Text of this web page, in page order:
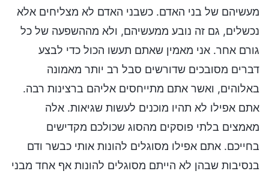
מעשיהם של בני האדם. כשבני האדם לא מצליחים אלא
נכשלים, גם זה נובע ממעשיהם, ולא מההשפעה של כל
גורם אחר. אני מאמין שאתם תעשו הכול כדי לבצע
דברים מסובכים שדורשים סבל רב יותר מאמונה
באלוהים, ואשר אתם מתייחסים אליהם ברצינות רבה.
אתם אפילו לא תהיו מוכנים לעשות שגיאות. אלה
מאמצים בלתי פוסקים מהסוג שכולכם מקדישים
בחייכם. אתם אפילו מסוגלים להונות אותי כבשר ודם
בנסיבות שבהן לא הייתם מסוגלים להונות אף אחד מבני